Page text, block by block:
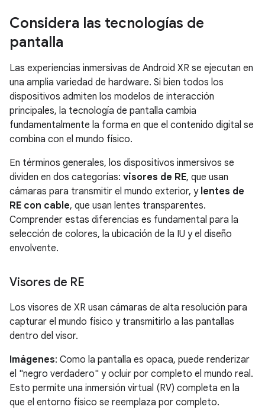
Considera las tecnologías de
pantalla
Las experiencias inmersivas de Android XR se ejecutan en
una amplia variedad de hardware. Si bien todos los
dispositivos admiten los modelos de interacción
principales, la tecnología de pantalla cambia
fundamentalmente la forma en que el contenido digital se
combina con el mundo físico.
En términos generales, los dispositivos inmersivos se
dividen en dos categorías: visores de RE, que usan
cámaras para transmitir el mundo exterior, y lentes de
RE con cable, que usan lentes transparentes.
Comprender estas diferencias es fundamental para la
selección de colores, la ubicación de la IU y el diseño
envolvente.
Visores de RE
Los visores de XR usan cámaras de alta resolución para
capturar el mundo físico y transmitirlo a las pantallas
dentro del visor.
Imágenes: Como la pantalla es opaca, puede renderizar
el "negro verdadero" y ocluir por completo el mundo real.
Esto permite una inmersión virtual (RV) completa en la
que el entorno físico se reemplaza por completo.